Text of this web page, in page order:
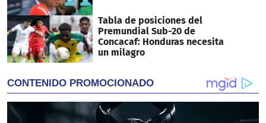
Tabla de posiciones del
Premundial Sub-20 de
Concacaf: Honduras necesita
un milagro